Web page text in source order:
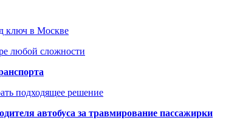
ключ в Москве
любой сложности
подходящее решение
автобуса за травмирование пассажирки